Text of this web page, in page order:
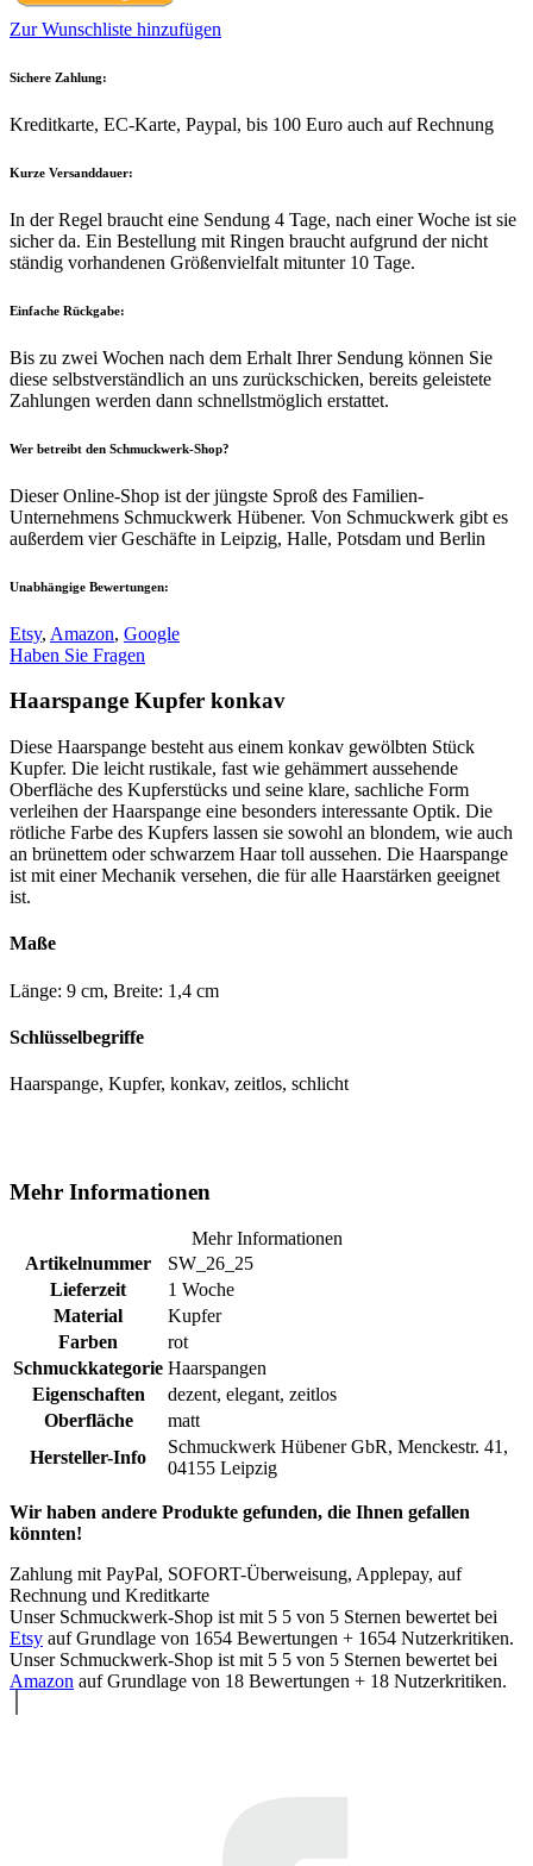
Zur Wunschliste hinzufügen
Sichere Zahlung:
Kreditkarte, EC-Karte, Paypal, bis 100 Euro auch auf Rechnung
Kurze Versanddauer:
In der Regel braucht eine Sendung 4 Tage, nach einer Woche ist sie
sicher da. Ein Bestellung mit Ringen braucht aufgrund der nicht
ständig vorhandenen Größenvielfalt mitunter 10 Tage.
Einfache Rückgabe:
Bis zu zwei Wochen nach dem Erhalt Ihrer Sendung können Sie
diese selbstverständlich an uns zurückschicken, bereits geleistete
Zahlungen werden dann schnellstmöglich erstattet.
Wer betreibt den Schmuckwerk-Shop?
Dieser Online-Shop ist der jüngste Sproß des Familien-
Unternehmens Schmuckwerk Hübener. Von Schmuckwerk gibt es
außerdem vier Geschäfte in Leipzig, Halle, Potsdam und Berlin
Unabhängige Bewertungen:
Etsy, Amazon, Google
Haben Sie Fragen
Haarspange Kupfer konkav
Diese Haarspange besteht aus einem konkav gewölbten Stück
Kupfer. Die leicht rustikale, fast wie gehämmert aussehende
Oberfläche des Kupferstücks und seine klare, sachliche Form
verleihen der Haarspange eine besonders interessante Optik. Die
rötliche Farbe des Kupfers lassen sie sowohl an blondem, wie auch
an brünettem oder schwarzem Haar toll aussehen. Die Haarspange
ist mit einer Mechanik versehen, die für alle Haarstärken geeignet
ist.
Maße
Länge: 9 cm, Breite: 1,4 cm
Schlüsselbegriffe
Haarspange, Kupfer, konkav, zeitlos, schlicht
Mehr Informationen
Mehr Informationen
Artikelnummer
SW_26_25
Lieferzeit
1 Woche
Material
Kupfer
Farben
rot
Schmuckkategorie Haarspangen
Eigenschaften
dezent, elegant, zeitlos
Oberfläche
matt
Hersteller-Info
Schmuckwerk Hübener GbR, Menckestr. 41,
04155 Leipzig
Wir haben andere Produkte gefunden, die Ihnen gefallen
könnten!
Zahlung mit PayPal, SOFORT-Überweisung, Applepay, auf
Rechnung und Kreditkarte
Unser Schmuckwerk-Shop ist mit 5 5 von 5 Sternen bewertet bei
Etsy auf Grundlage von 1654 Bewertungen + 1654 Nutzerkritiken.
Unser Schmuckwerk-Shop ist mit 5 5 von 5 Sternen bewertet bei
Amazon auf Grundlage von 18 Bewertungen + 18 Nutzerkritiken.